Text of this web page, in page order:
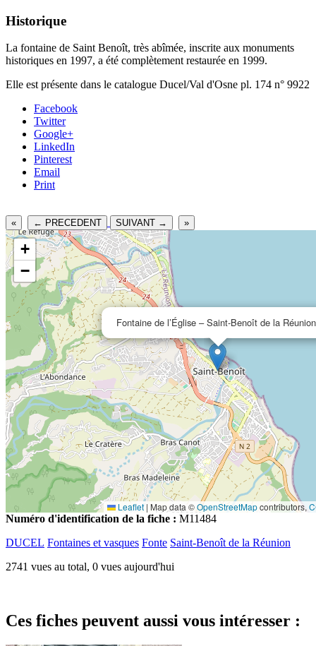
Historique
La fontaine de Saint Benoît, très abîmée, inscrite aux monuments
historiques en 1997, a été complètement restaurée en 1999.
Elle est présente dans le catalogue Ducel/Val d'Osne pl. 174 n° 9922
Facebook
Twitter
Google+
LinkedIn
Pinterest
Email
Print
« ← PRECEDENT SUIVANT → »
Fontaine de l’Église – Saint-Benoît de la Réunion
+
−
Leaflet | Map data ©OpenStreetMapcontributors,
Numéro d'identification de la fiche : M11484
DUCEL Fontaines et vasques Fonte Saint-Benoît de la Réunion
2741 vues au total, 0 vues aujourd'hui
Ces fiches peuvent aussi vous intéresser :